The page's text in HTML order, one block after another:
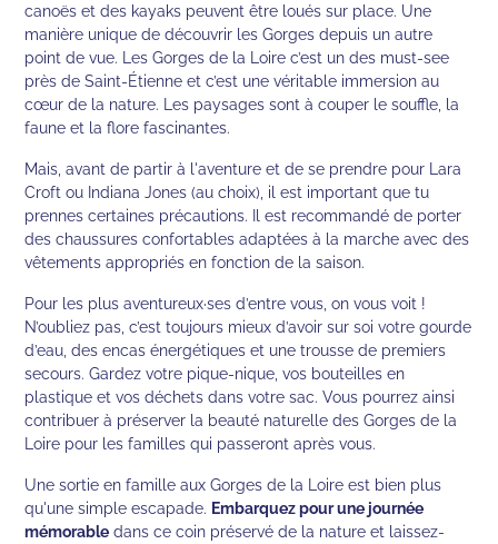
canoës et des kayaks peuvent être loués sur place. Une
manière unique de découvrir les Gorges depuis un autre
point de vue. Les Gorges de la Loire c’est un des must-see
près de Saint-Étienne et c’est une véritable immersion au
cœur de la nature. Les paysages sont à couper le souffle, la
faune et la flore fascinantes.
Mais, avant de partir à l'aventure et de se prendre pour Lara
Croft ou Indiana Jones (au choix), il est important que tu
prennes certaines précautions. Il est recommandé de porter
des chaussures confortables adaptées à la marche avec des
vêtements appropriés en fonction de la saison.
Pour les plus aventureux·ses d’entre vous, on vous voit !
N’oubliez pas, c’est toujours mieux d’avoir sur soi votre gourde
d’eau, des encas énergétiques et une trousse de premiers
secours. Gardez votre pique-nique, vos bouteilles en
plastique et vos déchets dans votre sac. Vous pourrez ainsi
contribuer à préserver la beauté naturelle des Gorges de la
Loire pour les familles qui passeront après vous.
Une sortie en famille aux Gorges de la Loire est bien plus
qu'une simple escapade. Embarquez pour une journée
mémorable dans ce coin préservé de la nature et laissez-